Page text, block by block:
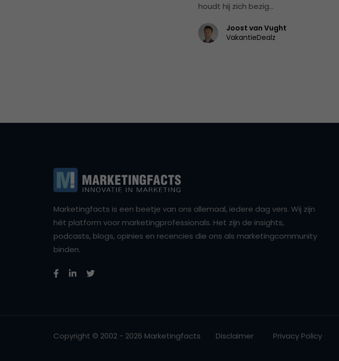
houdt hij zich bezig…
Joost van Vught
VakantieDealz
Marketingfacts is een beetje van ons allemaal, iedere dag vers. Wij zijn
hét platform voor marketingprofessionals. Het zijn de insights,
podcasts, blogs, opinies en recencies die ons als marketingcommunity
binden.
Copyright © 2002 - 2026 Marketingfacts Disclaimer Privacy Policy